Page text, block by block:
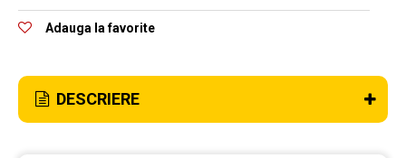
Adauga la favorite
DESCRIERE